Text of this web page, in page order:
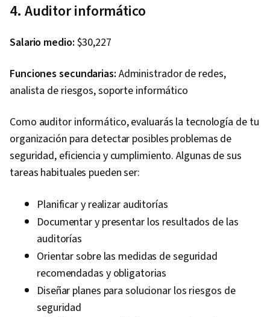
Strategy, MITRE ATT&CK Framework, Data
Risk Management, Auditing, Open Web
Application Security Project (OWASP), Risk
Analysis, System Monitoring, Risk Mitigation,
4. Auditor informático
Salario medio: $30,227
Funciones secundarias: Administrador de redes,
analista de riesgos, soporte informático
Como auditor informático, evaluarás la tecnología de tu
organización para detectar posibles problemas de
seguridad, eficiencia y cumplimiento. Algunas de sus
tareas habituales pueden ser:
Planificar y realizar auditorías
Documentar y presentar los resultados de las
auditorías
Orientar sobre las medidas de seguridad
recomendadas y obligatorias
Diseñar planes para solucionar los riesgos de
seguridad